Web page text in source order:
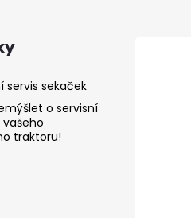
servis sekaček
o servisní
traktoru!